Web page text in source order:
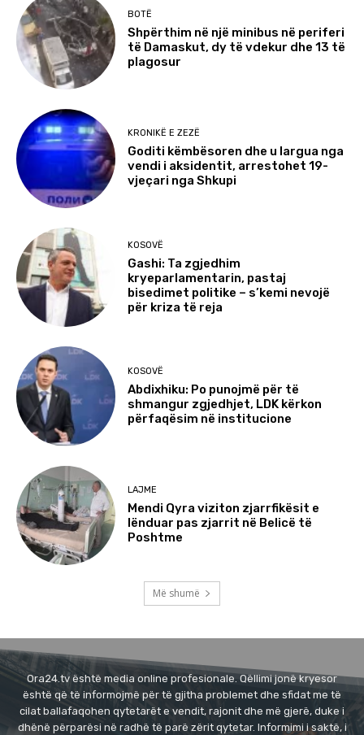
BOTË
Shpërthim në një minibus në periferi
të Damaskut, dy të vdekur dhe 13 të
plagosur
KRONIKË E ZEZË
Goditi këmbësoren dhe u largua nga
vendi i aksidentit, arrestohet 19-
vjeçari nga Shkupi
KOSOVË
Gashi: Ta zgjedhim
kryeparlamentarin, pastaj
bisedimet politike – s’kemi nevojë
për kriza të reja
KOSOVË
Abdixhiku: Po punojmë për të
shmangur zgjedhjet, LDK kërkon
përfaqësim në institucione
LAJME
Mendi Qyra viziton zjarrfikësit e
lënduar pas zjarrit në Belicë të
Poshtme
Më shumë
Ora24.tv është media online profesionale. Qëllimi jonë kryesor
është që të informojmë për të gjitha problemet dhe sfidat me të
cilat ballafaqohen qytetarët e vendit, rajonit dhe më gjerë, duke i
dhënë përparësi në radhë të parë zërit qytetar. Informimi i saktë, i